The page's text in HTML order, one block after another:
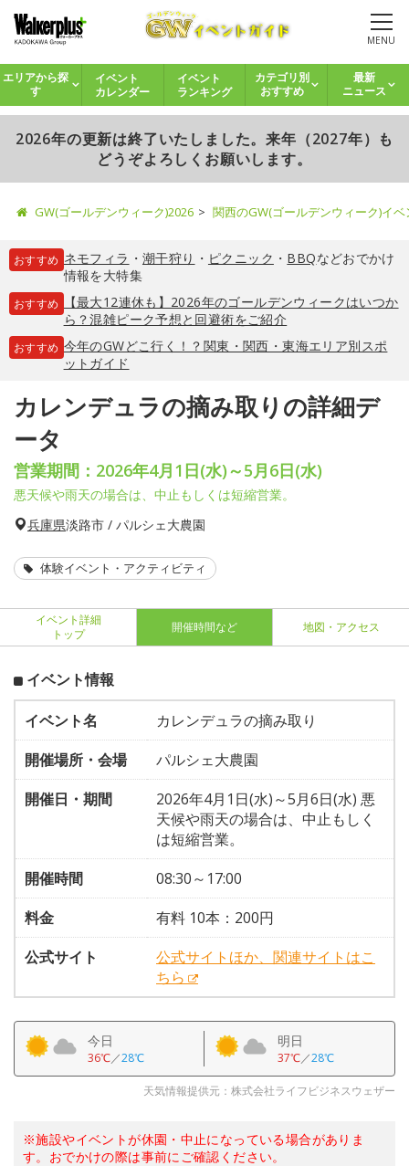
MENU
エリアから探
す
イベント
カレンダー
イベント
ランキング
カテゴリ別
おすすめ
最新
ニュース
2026年の更新は終了いたしました。来年（2027年）も
どうぞよろしくお願いします。
GW(ゴールデンウィーク)2026 関西のGW(ゴールデンウィーク)イ
おすすめ ネモフィラ ・ 潮干狩り ・ ピクニック ・ BBQなどおでかけ
情報を大特集
おすすめ
【最大12連休も】2026年のゴールデンウィークはいつか
ら？混雑ピーク予想と回避術をご紹介
おすすめ 今年のGWどこ行く！？関東・関西・東海エリア別スポ
ットガイド
カレンデュラの摘み取りの詳細デ
ータ
営業期間：2026年4月1日(水)～5月6日(水)
悪天候や雨天の場合は、中止もしくは短縮営業。
兵庫県淡路市 / パルシェ大農園
体験イベント・アクティビティ
イベント詳細
トップ
開催時間など 地図・アクセス
イベント情報
イベント名
カレンデュラの摘み取り
開催場所・会場
パルシェ大農園
開催日・期間
2026年4月1日(水)～5月6日(水) 悪
天候や雨天の場合は、中止もしく
は短縮営業。
開催時間
08:30～17:00
料金
有料 10本：200円
公式サイト
公式サイトほか、関連サイトはこ
ちら
今日
36℃／28℃
明日
37℃／28℃
天気情報提供元：株式会社ライフビジネスウェザー
※施設やイベントが休園・中止になっている場合がありま
す。おでかけの際は事前にご確認ください。